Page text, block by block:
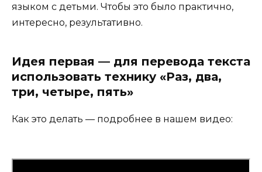
языком с детьми. Чтобы это было практично,
интересно, результативно.
Идея первая — для перевода текста
использовать технику «Раз, два,
три, четыре, пять»
Как это делать — подробнее в нашем видео: